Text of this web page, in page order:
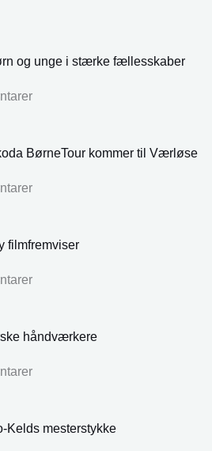
og unge i stærke fællesskaber
BørneTour kommer til Værløse
filmfremviser
håndværkere
mesterstykke